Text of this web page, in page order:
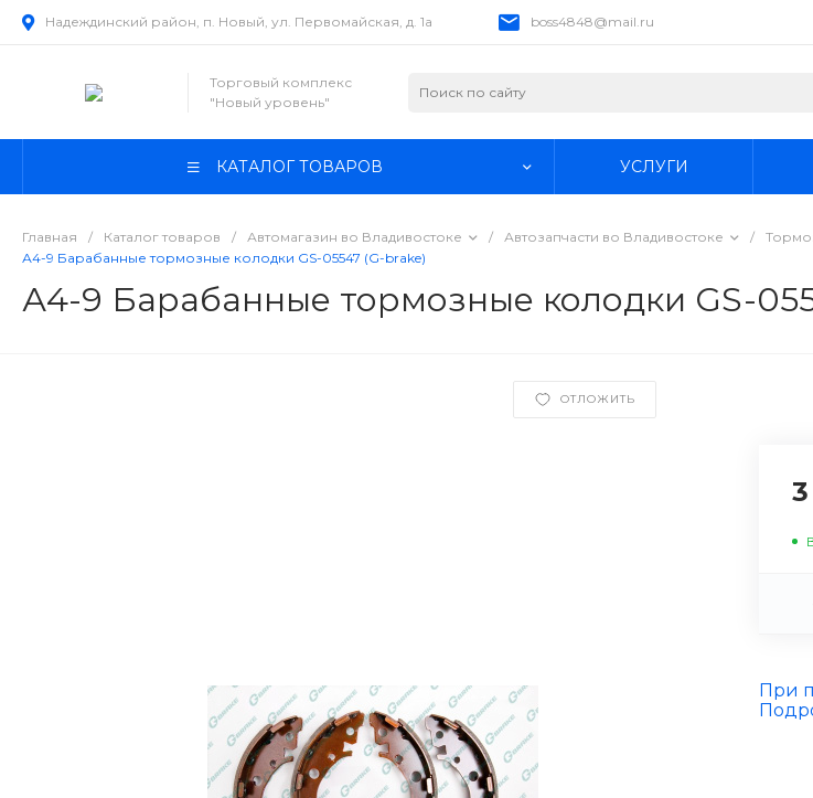
Надеждинский район, п. Новый, ул. Первомайская, д. 1а boss4848@mail.ru
Торговый комплекс
"Новый уровень"
КАТАЛОГ ТОВАРОВ УСЛУГИ
Главная / Каталог товаров / Автомагазин во Владивостоке / Автозапчасти во Владивостоке /
А4-9 Барабанные тормозные колодки GS-05547 (G-brake)
А4-9 Барабанные тормозные колодки GS-
ОТЛОЖИТЬ
При